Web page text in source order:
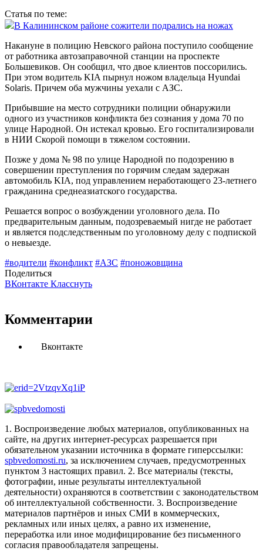
Статья по теме:
В Калининском районе сожители подрались на ножах
Накануне в полицию Невского района поступило сообщение
от работника автозаправочной станции на проспекте
Большевиков. Он сообщил, что двое клиентов поссорились.
При этом водитель KIA пырнул ножом владельца Hyundai
Solaris. Причем оба мужчины уехали с АЗС.
Прибывшие на место сотрудники полиции обнаружили
одного из участников конфликта без сознания у дома 70 по
улице Народной. Он истекал кровью. Его госпитализировали
в НИИ Скорой помощи в тяжелом состоянии.
Позже у дома № 98 по улице Народной по подозрению в
совершении преступления по горячим следам задержан
автомобиль KIA, под управлением неработающего 23-летнего
гражданина среднеазиатского государства.
Решается вопрос о возбуждении уголовного дела. По
предварительным данным, подозреваемый нигде не работает
и является подследственным по уголовному делу с подпиской
о невыезде.
#водители #конфликт #АЗС #поножовщина
Поделиться
ВКонтакте Класснуть
Комментарии
Вконтакте
1. Воспроизведение любых материалов, опубликованных на
сайте, на других интернет-ресурсах разрешается при
обязательном указании источника в формате гиперссылки:
spbvedomosti.ru, за исключением случаев, предусмотренных
пунктом 3 настоящих правил. 2. Все материалы (тексты,
фотографии, иные результаты интеллектуальной
деятельности) охраняются в соответствии с законодательством
об интеллектуальной собственности. 3. Воспроизведение
материалов партнёров и иных СМИ в коммерческих,
рекламных или иных целях, а равно их изменение,
переработка или иное модифицирование без письменного
согласия правообладателя запрещены.